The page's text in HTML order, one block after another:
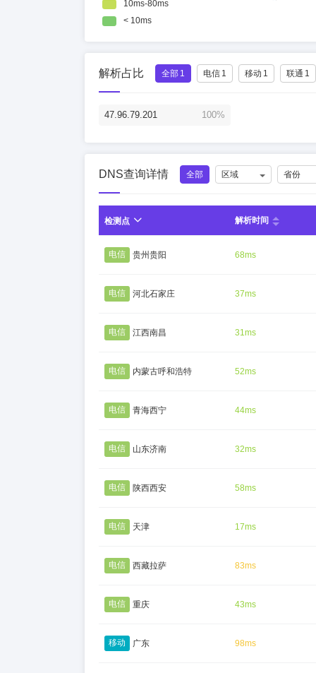
解析占比 全部 1 电信 1 移动 1 联通 1
47.96.79.201 100%
DNS查询详情 全部 区域 省份
检测点 解析时间
电信 贵州贵阳 68ms
电信 河北石家庄 37ms
电信 江西南昌 31ms
电信 内蒙古呼和浩特 52ms
电信 青海西宁 44ms
电信 山东济南 32ms
电信 陕西西安 58ms
电信 天津 17ms
电信 西藏拉萨 83ms
电信 重庆 43ms
移动 广东 98ms